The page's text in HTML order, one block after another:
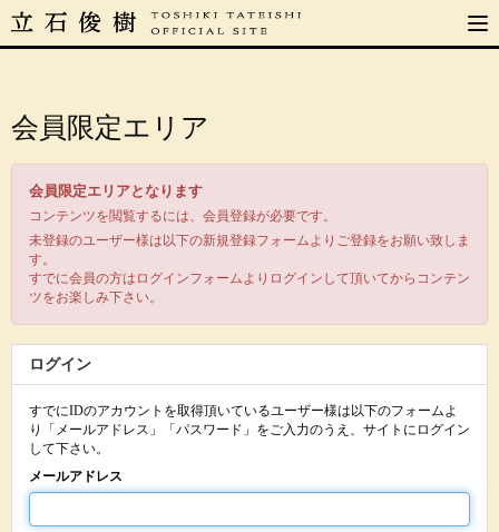
会員限定エリア
会員限定エリアとなります
コンテンツを閲覧するには、会員登録が必要です。
未登録のユーザー様は以下の新規登録フォームよりご登録をお願い致しま
す。
すでに会員の方はログインフォームよりログインして頂いてからコンテン
ツをお楽しみ下さい。
ログイン
すでにIDのアカウントを取得頂いているユーザー様は以下のフォームよ
り「メールアドレス」「パスワード」をご入力のうえ、サイトにログイン
して下さい。
メールアドレス